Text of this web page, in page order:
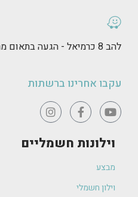
להב 8 כרמיאל - הגעה בתאום מראש
עקבו אחרינו ברשתות
וילונות חשמליים
מבצע
וילון חשמלי